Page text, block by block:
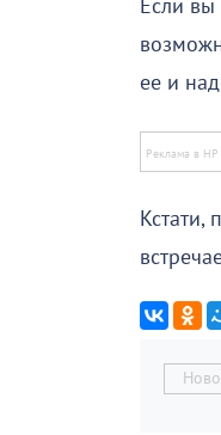
Если
ее и
Кстати,